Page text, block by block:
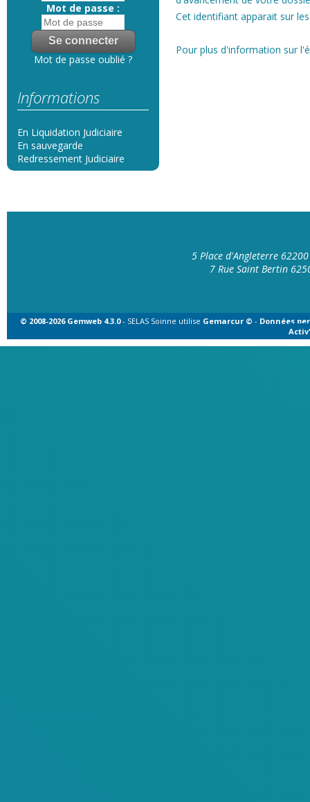
Mot de passe :
Mot de passe oublié ?
Informations
En Liquidation Judiciaire
En sauvegarde
Redressement Judiciaire
Cet identifiant apparait sur
Pour plus d'information sur
5 Place d'Angleterre
7 Rue Saint Bertin
© 2008-2026 Gemweb 4.3.0- SELAS Soinne utilise Gemarcur © - Données